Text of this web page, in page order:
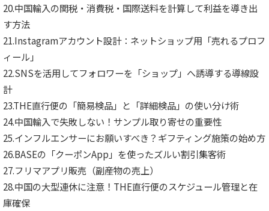
20.中国輸入の関税・消費税・国際送料を計算して利益を導き出
す方法
21.Instagramアカウント設計：ネットショップ用「売れるプロフ
ィール」
22.SNSを活用してフォロワーを「ショップ」へ誘導する導線設
計
23.THE直行便の「簡易検品」と「詳細検品」の使い分け術
24.中国輸入で失敗しない！サンプル取り寄せの重要性
25.インフルエンサーにお願いすべき？ギフティング施策の始め方
26.BASEの「クーポンApp」を使ったズルい割引集客術
27.フリマアプリ販売（副産物の売上）
28.中国の大型連休に注意！THE直行便のスケジュール管理と在
庫確保